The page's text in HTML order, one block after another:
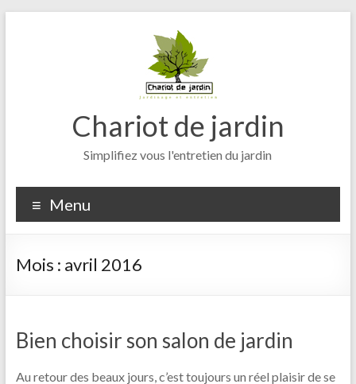
Chariot de jardin
Simplifiez vous l'entretien du jardin
Menu
Mois : avril 2016
Bien choisir son salon de jardin
Au retour des beaux jours, c’est toujours un réel plaisir de se